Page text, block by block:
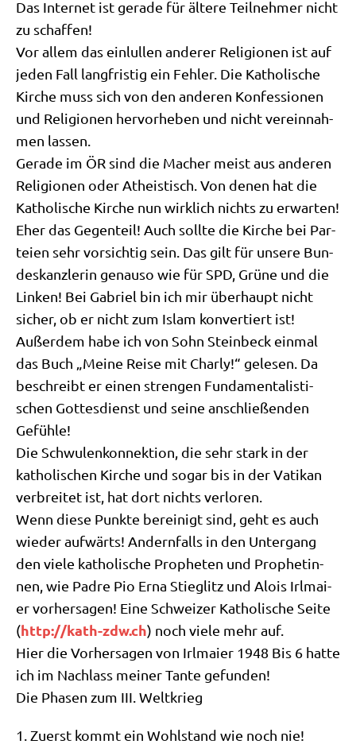
Das Inter­net ist gera­de für älte­re Teil­neh­mer nicht
zu schaffen!
Vor allem das ein­lul­len ande­rer Reli­gio­nen ist auf
jeden Fall lang­fri­stig ein Feh­ler. Die Katho­li­sche
Kir­che muss sich von den ande­ren Kon­fes­sio­nen
und Reli­gio­nen her­vor­he­ben und nicht ver­ein­nah­
men lassen.
Gera­de im ÖR sind die Macher meist aus ande­ren
Reli­gio­nen oder Athe­istisch. Von denen hat die
Katho­li­sche Kir­che nun wirk­lich nichts zu erwar­ten!
Eher das Gegen­teil! Auch soll­te die Kir­che bei Par­
tei­en sehr vor­sich­tig sein. Das gilt für unse­re Bun­
des­kanz­le­rin genau­so wie für SPD, Grü­ne und die
Lin­ken! Bei Gabri­el bin ich mir über­haupt nicht
sicher, ob er nicht zum Islam kon­ver­tiert ist!
Außer­dem habe ich von Sohn Stein­beck ein­mal
das Buch „Mei­ne Rei­se mit Char­ly!“ gele­sen. Da
beschreibt er einen stren­gen Fun­da­men­ta­li­sti­
schen Got­tes­dienst und sei­ne anschlie­ßen­den
Gefühle!
Die Schwu­len­kon­nek­ti­on, die sehr stark in der
katho­li­schen Kir­che und sogar bis in der Vati­kan
ver­brei­tet ist, hat dort nichts verloren.
Wenn die­se Punk­te berei­nigt sind, geht es auch
wie­der auf­wärts! Andern­falls in den Unter­gang
den vie­le katho­li­sche Pro­phe­ten und Pro­phe­tin­
nen, wie Pad­re Pio Erna Stieg­litz und Alo­is Irl­mai­
er vor­her­sa­gen! Eine Schwei­zer Katho­li­sche Sei­te
(http://​kath​-zdw​.ch) noch vie­le mehr auf.
Hier die Vor­her­sa­gen von Irl­mai­er 1948 Bis 6 hat­te
ich im Nach­lass mei­ner Tan­te gefunden!
Die Pha­sen zum III. Weltkrieg
1. Zuerst kommt ein Wohl­stand wie noch nie!